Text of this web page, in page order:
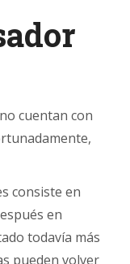
cuentan con
consiste en
en
todavía más
pueden volver